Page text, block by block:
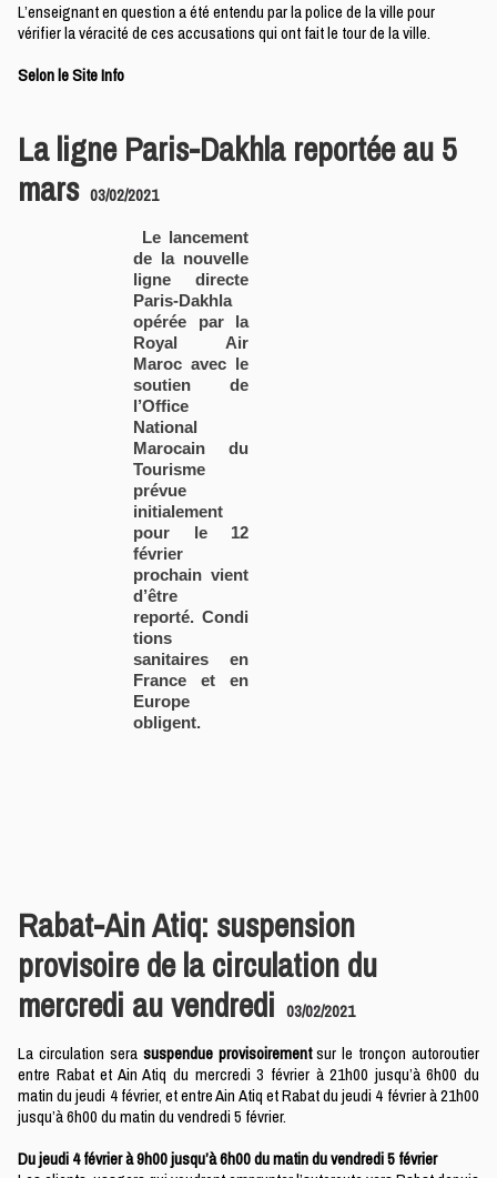
L’enseignant en question a été entendu par la police de la ville pour
vérifier la véracité de ces accusations qui ont fait le tour de la ville.
Selon le Site Info
La ligne Paris-Dakhla reportée au 5
mars 03/02/2021
Le lancement
de la nouvelle
ligne directe
Paris-Dakhla
opérée par la
Royal Air
Maroc avec le
soutien de
l’Office
National
Marocain du
Tourisme
prévue
initialement
pour le 12
février
prochain vient
d’être
reporté. Condi
tions
sanitaires en
France et en
Europe
obligent.
Rabat-Ain Atiq: suspension
provisoire de la circulation du
mercredi au vendredi 03/02/2021
La circulation sera suspendue provisoirementsur le tronçon autoroutier
entre Rabat et Ain Atiq du mercredi 3 février à 21h00 jusqu’à 6h00 du
matin du jeudi 4 février, et entre Ain Atiq et Rabat du jeudi 4 février à 21h00
jusqu’à 6h00 du matin du vendredi 5 février.
Du jeudi 4 février à 9h00 jusqu’à 6h00 du matin du vendredi 5 février